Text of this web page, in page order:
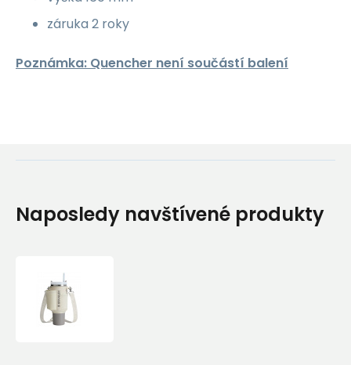
záruka 2 roky
Poznámka: Quencher není součástí balení
Naposledy navštívené produkty